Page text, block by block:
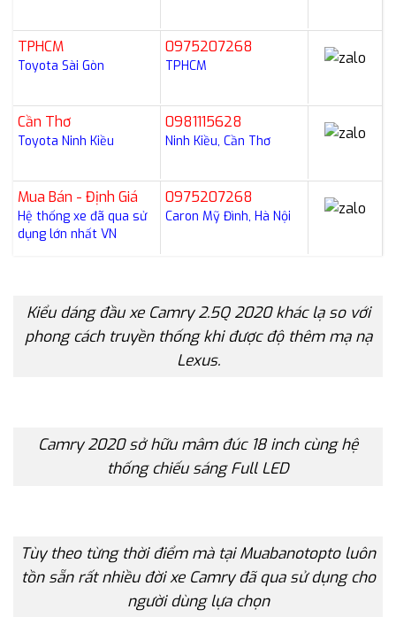
TPHCM
Toyota Sài Gòn
0975207268
TPHCM
Cần Thơ
Toyota Ninh Kiều
0981115628
Ninh Kiều, Cần Thơ
Mua Bán - Định Giá
Hệ thống xe đã qua sử
dụng lớn nhất VN
0975207268
Caron Mỹ Đình, Hà Nội
Kiểu dáng đầu xe Camry 2.5Q 2020 khác lạ so với
phong cách truyền thống khi được độ thêm mạ nạ
Lexus.
Camry 2020 sở hữu mâm đúc 18 inch cùng hệ
thống chiếu sáng Full LED
Tùy theo từng thời điểm mà tại Muabanotopto luôn
tồn sẵn rất nhiều đời xe Camry đã qua sử dụng cho
người dùng lựa chọn